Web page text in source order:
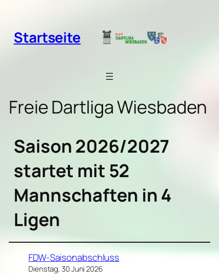
springen
Startseite
Freie Dartliga Wiesbaden
Saison 2026/2027
startet mit 52
Mannschaften in 4
Ligen
FDW-Saisonabschluss
Dienstag, 30 Juni 2026